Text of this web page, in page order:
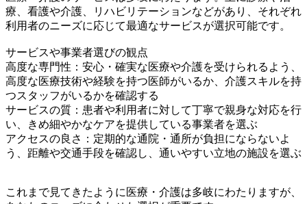
療、看護や介護、リハビリテーションなどがあり、それぞれ
利用者のニーズに応じて最適なサービスが選択可能です。
サービスや事業者選びの観点
高度な専門性：安心・確実な医療や介護を受けられるよう、
高度な医療技術や経験を持つ医師がいるか、介護スキルを持
つスタッフがいるかを確認する
サービスの質：患者や利用者に対して丁寧で親身な対応を行
い、きめ細やかなケアを提供している事業者を選ぶ
アクセスの良さ：定期的な通院・通所が負担にならないよ
う、距離や交通手段を確認し、通いやすい立地の施設を選ぶ
これまで見てきたように医療・介護は多岐にわたりますが、